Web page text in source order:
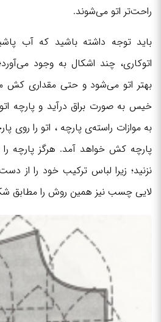
راحت‌تر اتو می‌شوند.
باید توجه داشته باشید که آب
اتوکاری، چند اشکال به وجود
بهتر اتو می‌شود و حتی مقداری کش
خیس به صورت براق درآید و پارچه
به موازات راسته‌ی پارچه ، اتو را روی
پارچه کش خواهد آمد. هرگز پارچه
نزنید؛ زیرا لباس ترکیب خود را از
لایی چسب نیز همین روش را مطابق